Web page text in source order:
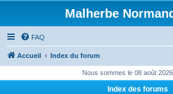
Malherbe
FAQ
Accueil Index du forum
Nous sommes le 08 août
Index des forums